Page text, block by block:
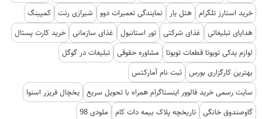
خرید استارز تلگرام هتل یار نمایندگی تعمیرات دوو شیرازی رنت کمپینگ
هدایای تبلیغاتی
غذای شرکتی تور استانبول غذای سازمانی خرید کارت پستال
لوازم یدکی تویوتا قطعات تویوتا
مشاوره حقوقی تبلیغات در گوگل
بهترین کارگزاری بورس ثبت نام آمارکتس
سایت رسمی خرید فالوور اینستاگرام همراه با تحویل سریع یخچال فریزر اسنوا
گاوصندوق خانگی تاریخچه پلاک بیمه دات کام
ملودی 98